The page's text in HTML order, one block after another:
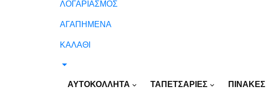
ΛΟΓΑΡΙΑΣΜΟΣ
ΑΓΑΠΗΜΕΝΑ
ΚΑΛΑΘΙ
ΑΥΤΟΚΟΛΛΗΤΑ ΤΑΠΕΤΣΑΡΙΕΣ ΠΙΝΑΚΕΣ